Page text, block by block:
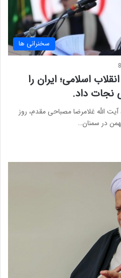
سخنرانی ها
اسلامی؛ ایران را
نجات داد.
الله غلامرضا مصباحی‌ مقدم، روز